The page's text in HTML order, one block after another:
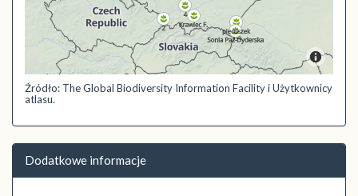
Źródło: The Global Biodiversity Information Facility i Użytkownicy
atlasu.
Dodatkowe informacje